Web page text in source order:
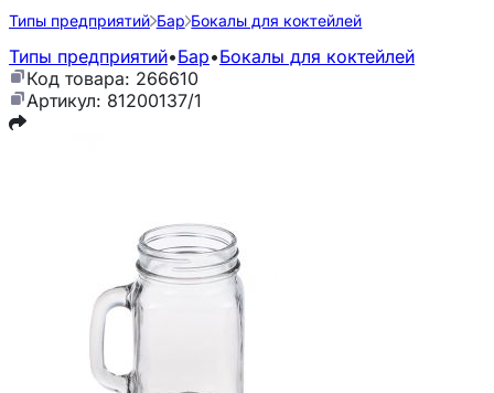
Типы предприятий Бар Бокалы для коктейлей
Типы предприятий•Бар•Бокалы для коктейлей
Код товара: 266610
Артикул: 81200137/1